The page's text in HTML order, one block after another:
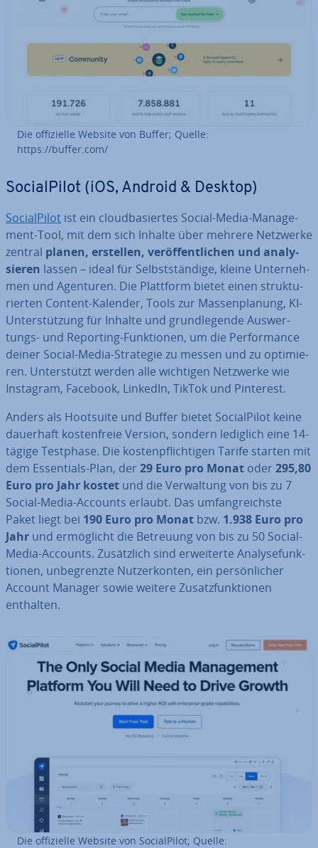
Die of­fi­zi­el­le Website von Buffer; Quelle:
https://buffer.com/
So­cial­Pi­lot (iOS, Android & Desktop)
So­cial­Pi­lot ist ein cloud­ba­sier­tes Social-Media-Ma­nage­
ment-Tool, mit dem sich Inhalte über mehrere Netzwerke
zentral planen, erstellen, ver­öf­fent­li­chen und ana­ly­
sie­ren lassen – ideal für Selbst­stän­di­ge, kleine Un­ter­neh­
men und Agenturen. Die Plattform bietet einen struk­tu­
rier­ten Content-Kalender, Tools zur Mas­sen­pla­nung, KI-
Un­ter­stüt­zung für Inhalte und grund­le­gen­de Aus­wer­
tungs- und Reporting-Funk­tio­nen, um die Per­for­mance
deiner Social-Media-Strategie zu messen und zu op­ti­mie­
ren. Un­ter­stützt werden alle wichtigen Netzwerke wie
Instagram, Facebook, LinkedIn, TikTok und Pinterest.
Anders als Hootsuite und Buffer bietet So­cial­Pi­lot keine
dauerhaft kos­ten­freie Version, sondern lediglich eine 14-
tägige Testphase. Die kos­ten­pflich­ti­gen Tarife starten mit
dem Es­sen­ti­als-Plan, der 29 Euro pro Monat oder 295,80
Euro pro Jahr kostet und die Ver­wal­tung von bis zu 7
Social-Media-Accounts erlaubt. Das um­fang­reichs­te
Paket liegt bei 190 Euro pro Monat bzw. 1.938 Euro pro
Jahr und er­mög­licht die Betreuung von bis zu 50 Social-
Media-Accounts. Zu­sätz­lich sind er­wei­ter­te Ana­ly­se­funk­
tio­nen, un­be­grenz­te Nut­zer­kon­ten, ein per­sön­li­cher
Account Manager sowie weitere Zu­satz­funk­tio­nen
enthalten.
Die of­fi­zi­el­le Website von So­cial­Pi­lot; Quelle: